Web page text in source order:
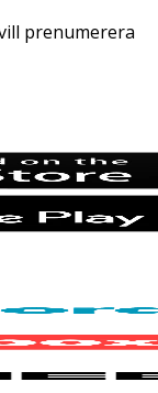
prenumerera